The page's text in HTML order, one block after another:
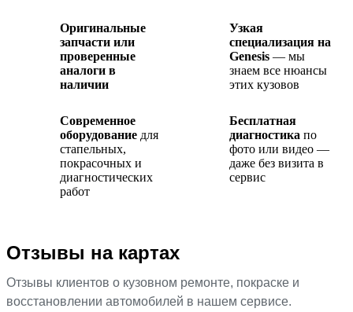
Оригинальные
запчасти или
проверенные
аналоги в
наличии
Узкая
специализация на
Genesis — мы
знаем все нюансы
этих кузовов
Современное
оборудование для
стапельных,
покрасочных и
диагностических
работ
Бесплатная
диагностика по
фото или видео —
даже без визита в
сервис
Отзывы на картах
Отзывы клиентов о кузовном ремонте, покраске и
восстановлении автомобилей в нашем сервисе.